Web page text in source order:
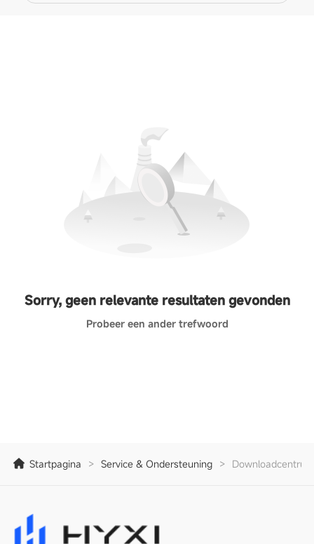
Sorry, geen relevante resultaten gevonden
Probeer een ander trefwoord
Startpagina > Service & Ondersteuning > Downloadcentrum